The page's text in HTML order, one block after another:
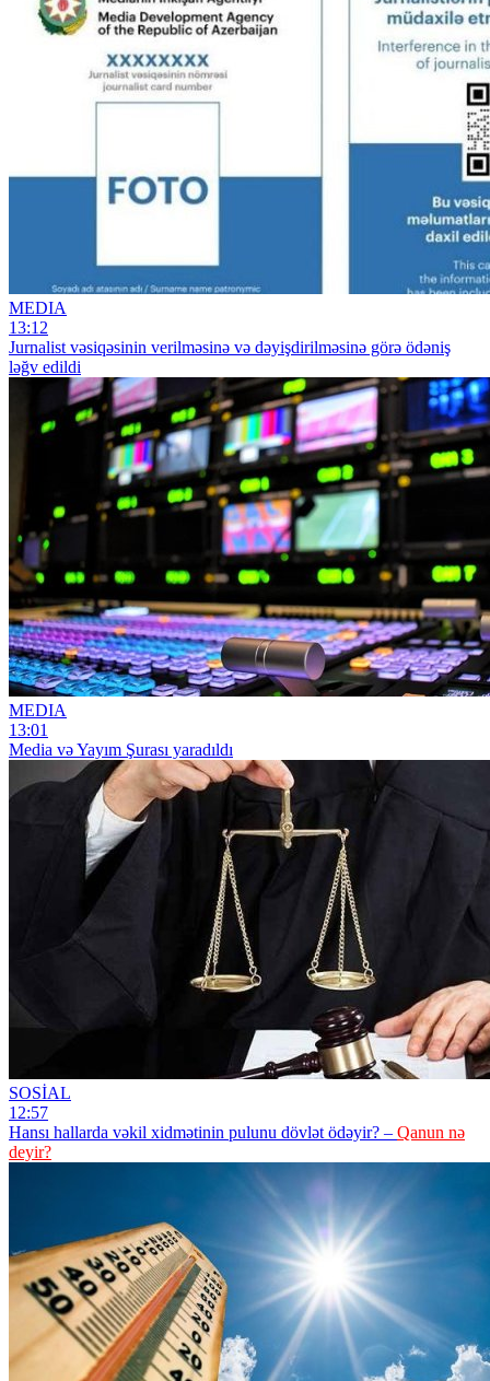
MEDIA
13:12
Jurnalist vəsiqəsinin verilməsinə və dəyişdirilməsinə görə ödəniş
ləğv edildi
MEDIA
13:01
Media və Yayım Şurası yaradıldı
SOSİAL
12:57
Hansı hallarda vəkil xidmətinin pulunu dövlət ödəyir? – Qanun nə
deyir?